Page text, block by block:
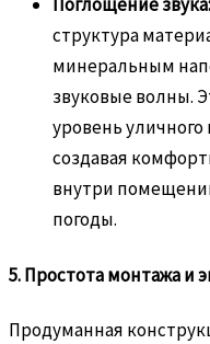
структура
минеральным
звуковые волны.
уровень
создавая
внутри
погоды.
5. Простота монтажа и
Продуманная